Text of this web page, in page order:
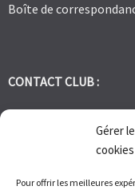
Gérer
cookies
Pour offrir les meilleures
Boîte de
CONTACT CLUB :